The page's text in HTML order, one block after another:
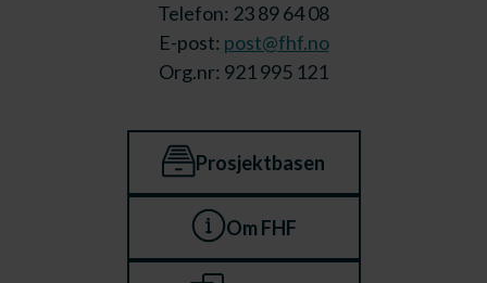
Telefon: 23 89 64 08
E-post: post@fhf.no
Org.nr: 921 995 121
Prosjektbasen
Om FHF